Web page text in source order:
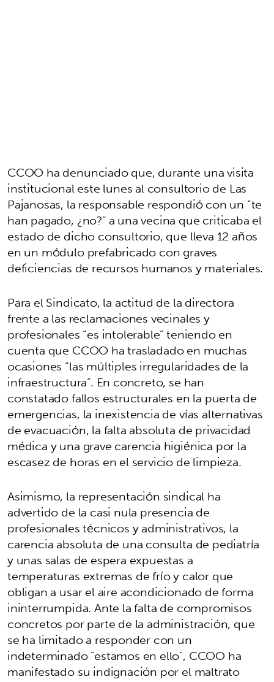
CCOO ha denunciado que, durante una visita
institucional este lunes al consultorio de Las
Pajanosas, la responsable respondió con un “te
han pagado, ¿no?” a una vecina que criticaba el
estado de dicho consultorio, que lleva 12 años
en un módulo prefabricado con graves
deficiencias de recursos humanos y materiales.
Para el Sindicato, la actitud de la directora
frente a las reclamaciones vecinales y
profesionales “es intolerable” teniendo en
cuenta que CCOO ha trasladado en muchas
ocasiones “las múltiples irregularidades de la
infraestructura”. En concreto, se han
constatado fallos estructurales en la puerta de
emergencias, la inexistencia de vías alternativas
de evacuación, la falta absoluta de privacidad
médica y una grave carencia higiénica por la
escasez de horas en el servicio de limpieza.
Asimismo, la representación sindical ha
advertido de la casi nula presencia de
profesionales técnicos y administrativos, la
carencia absoluta de una consulta de pediatría
y unas salas de espera expuestas a
temperaturas extremas de frío y calor que
obligan a usar el aire acondicionado de forma
ininterrumpida. Ante la falta de compromisos
concretos por parte de la administración, que
se ha limitado a responder con un
indeterminado "estamos en ello", CCOO ha
manifestado su indignación por el maltrato